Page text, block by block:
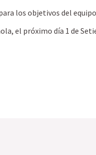
los objetivos del
el próximo día 1 de